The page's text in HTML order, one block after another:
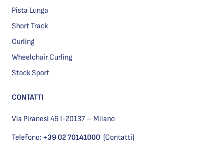
Pista Lunga
Short Track
Curling
Wheelchair Curling
Stock Sport
CONTATTI
Via Piranesi 46 I-20137 – Milano
Telefono: +39 02 70141000 (Contatti)